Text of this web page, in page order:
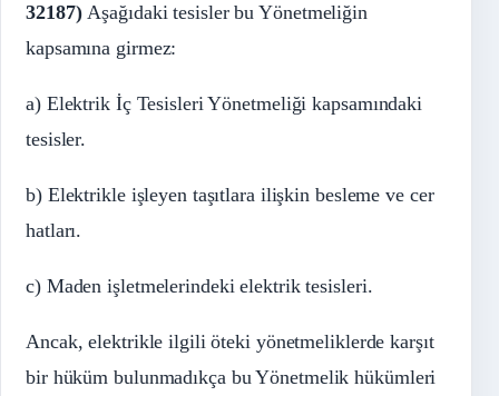
32187)Aşağıdaki tesisler bu Yönetmeliğin
kapsamına girmez:
a) Elektrik İç Tesisleri Yönetmeliği kapsamındaki
tesisler.
b) Elektrikle işleyen taşıtlara ilişkin besleme ve cer
hatları.
c) Maden işletmelerindeki elektrik tesisleri.
Ancak, elektrikle ilgili öteki yönetmeliklerde karşıt
bir hüküm bulunmadıkça bu Yönetmelik hükümleri